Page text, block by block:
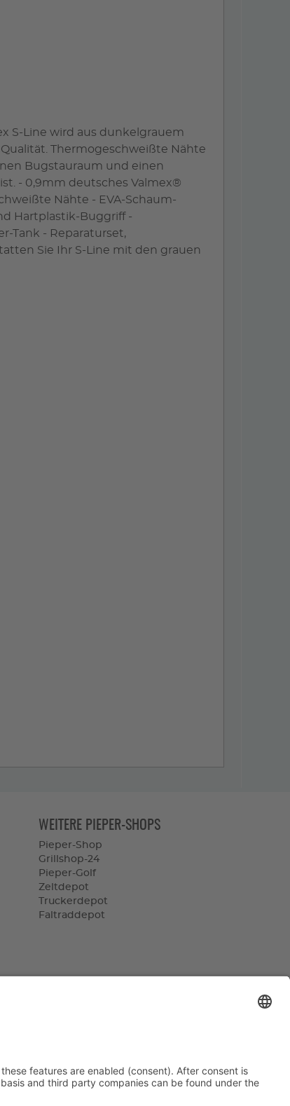
S-Line wird aus dunkelgrauem
Thermogeschweißte Nähte
Bugstauraum und einen
- 0,9mm deutsches Valmex®
Nähte - EVA-Schaum-
Hartplastik-Buggriff -
Tank - Reparaturset,
Sie Ihr S-Line mit den grauen
WEITERE PIEPER-SHOPS
Pieper-Shop
Grillshop-24
Pieper-Golf
Zeltdepot
Truckerdepot
Faltraddepot